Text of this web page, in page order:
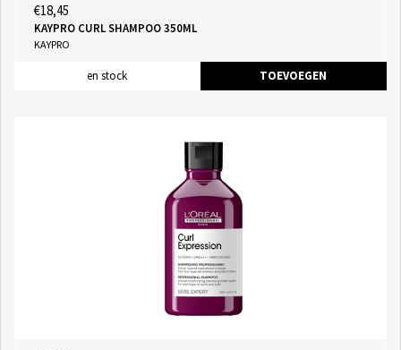
€18,45
KAYPRO CURL SHAMPOO 350ML
KAYPRO
en stock TOEVOEGEN